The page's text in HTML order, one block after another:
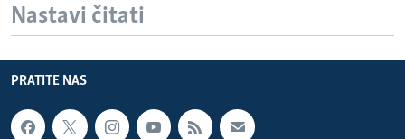
Nastavi čitati
PRATITE NAS